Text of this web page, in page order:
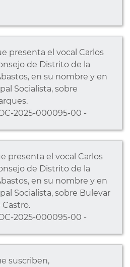
presenta el vocal Carlos
de Distrito de la
en su nombre y en
Socialista, sobre
2025-000095-00 -
presenta el vocal Carlos
de Distrito de la
en su nombre y en
Socialista, sobre Bulevar
2025-000095-00 -
suscriben,